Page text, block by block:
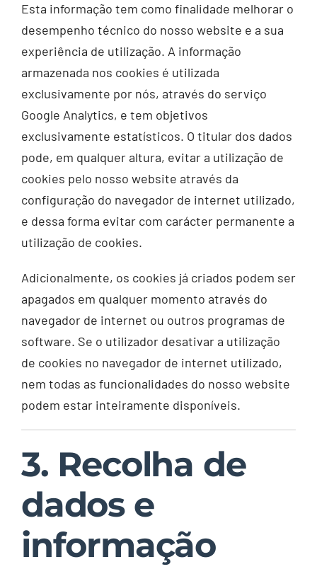
Esta informação tem como finalidade melhorar o
desempenho técnico do nosso website e a sua
experiência de utilização. A informação
armazenada nos cookies é utilizada
exclusivamente por nós, através do serviço
Google Analytics, e tem objetivos
exclusivamente estatísticos. O titular dos dados
pode, em qualquer altura, evitar a utilização de
cookies pelo nosso website através da
configuração do navegador de internet utilizado,
e dessa forma evitar com carácter permanente a
utilização de cookies.
Adicionalmente, os cookies já criados podem ser
apagados em qualquer momento através do
navegador de internet ou outros programas de
software. Se o utilizador desativar a utilização
de cookies no navegador de internet utilizado,
nem todas as funcionalidades do nosso website
podem estar inteiramente disponíveis.
3. Recolha de
dados e
informação